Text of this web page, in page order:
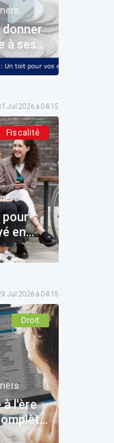
donner
à ses
Jul 2026 à 04:15
Fiscalité
pour
en
Jul 2026 à 04:15
Droit
l'ère